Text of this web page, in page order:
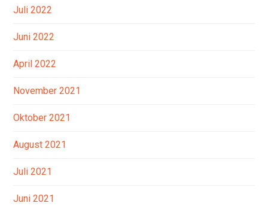
Juli 2022
Juni 2022
April 2022
November 2021
Oktober 2021
August 2021
Juli 2021
Juni 2021